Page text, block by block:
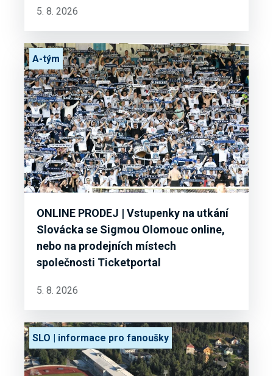
5. 8. 2026
ONLINE PRODEJ | Vstupenky na utkání
Slovácka se Sigmou Olomouc online,
nebo na prodejních místech
společnosti Ticketportal
A-tým
5. 8. 2026
SLO | informace pro fanoušky